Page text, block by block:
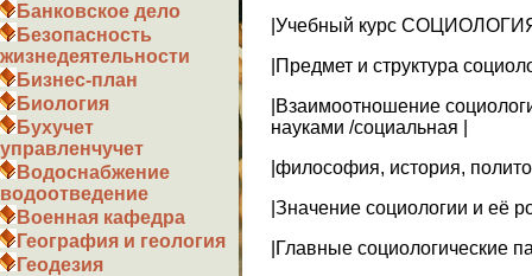
Банковское дело
Безопасность
жизнедеятельности
Бизнес-план
Биология
Бухучет
управленчучет
Водоснабжение
водоотведение
Военная кафедра
География и геология
Геодезия
|Учебный курс
|Предмет и структура
|Взаимоотношение
науками /социальная |
|философия, история,
|Значение социологии и её
|Главные социологические